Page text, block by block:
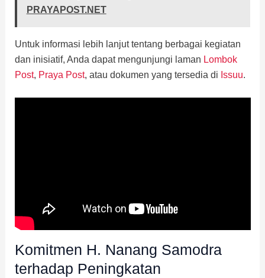
PRAYAPOST.NET
Untuk informasi lebih lanjut tentang berbagai kegiatan
dan inisiatif, Anda dapat mengunjungi laman Lombok
Post, Praya Post, atau dokumen yang tersedia di Issuu.
Komitmen H. Nanang Samodra
terhadap Peningkatan